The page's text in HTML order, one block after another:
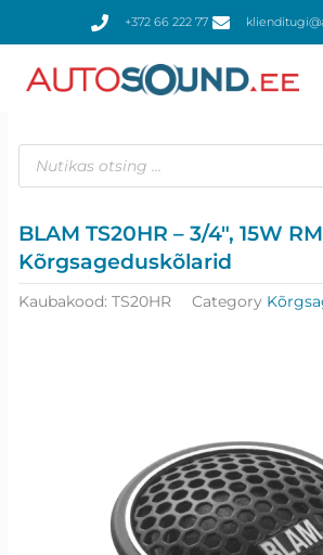
+372 66 222 77
Products
search
BLAM TS20HR – 3/4″, 15W
Kõrgsageduskõlarid
Kaubakood: TS20HR Category